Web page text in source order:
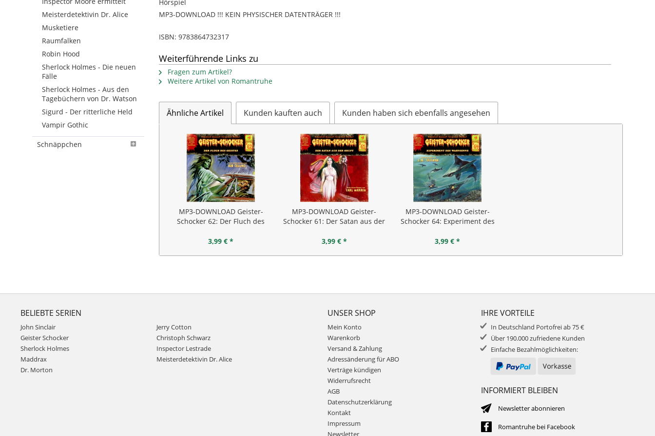
Meisterdetektivin Dr. Alice
Musketiere
Raumfalken
Robin Hood
Sherlock Holmes - Die neuen
Fälle
Sherlock Holmes - Aus den
Tagebüchern von Dr. Watson
Sigurd - Der ritterliche Held
Vampir Gothic
Schnäppchen
Hörspiel
MP3-DOWNLOAD !!! KEIN PHYSISCHER DATENTRÄGER !!!
ISBN: 9783864732317
Weiterführende Links zu
Fragen zum Artikel?
Weitere Artikel von Romantruhe
Ähnliche Artikel Kunden kauften auch Kunden haben sich ebenfalls angesehen
MP3-DOWNLOAD Geister-
Schocker 62: Der Fluch des
3,99 € *
MP3-DOWNLOAD Geister-
Schocker 61: Der Satan aus der
3,99 € *
MP3-DOWNLOAD Geister-
Schocker 64: Experiment des
3,99 € *
BELIEBTE SERIEN
John Sinclair
Geister Schocker
Sherlock Holmes
Maddrax
Dr. Morton
Jerry Cotton
Christoph Schwarz
Inspector Lestrade
Meisterdetektivin Dr. Alice
UNSER SHOP
Mein Konto
Warenkorb
Versand & Zahlung
Adressänderung für ABO
Verträge kündigen
Widerrufsrecht
AGB
Datenschutzerklärung
Kontakt
Impressum
Newsletter
IHRE VORTEILE
In Deutschland Portofrei ab 75 €
Über 190.000 zufriedene Kunden
Einfache Bezahlmöglichkeiten:
INFORMIERT BLEIBEN
Newsletter abonnieren
Romantruhe bei Facebook